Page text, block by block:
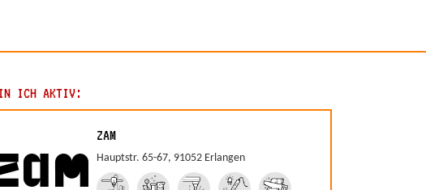
ICH AKTIV:
ZAM
Hauptstr. 65-67, 91052 Erlangen